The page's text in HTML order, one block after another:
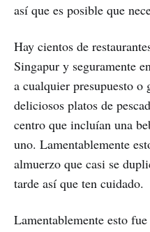
así que es posible que
Hay cientos de
Singapur y seguramente
a cualquier presupuesto o
deliciosos platos de
centro que incluían una
uno. Lamentablemente
almuerzo que casi se
tarde así que ten cuidado.
Lamentablemente esto